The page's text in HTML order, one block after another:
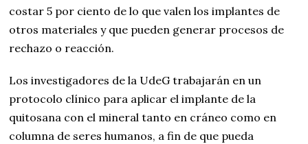
costar 5 por ciento de lo que valen los implantes de
otros materiales y que pueden generar procesos de
rechazo o reacción.
Los investigadores de la UdeG trabajarán en un
protocolo clínico para aplicar el implante de la
quitosana con el mineral tanto en cráneo como en
columna de seres humanos, a fin de que pueda